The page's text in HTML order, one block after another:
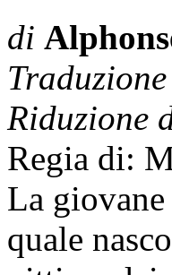
di
Riduzione
Regia di:
La
quale